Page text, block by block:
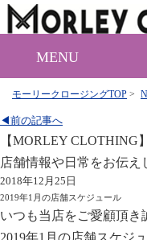
MENU
モーリークロージングTOP >
◀前の記事へ
【MORLEY CLOTHING
店舗情報や日常をお伝え
2018年12月25日
2019年1月の店舗スケジュール
いつも当店をご愛顧頂き
2019年1月の店舗スケジ